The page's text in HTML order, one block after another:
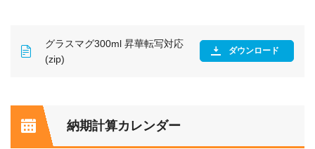
グラスマグ300ml 昇華転写対応
(zip)
ダウンロード
納期計算カレンダー